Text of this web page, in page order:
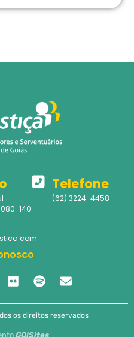
140
Telefone
(62) 3224-4458
os direitos reservados
GO!Sites